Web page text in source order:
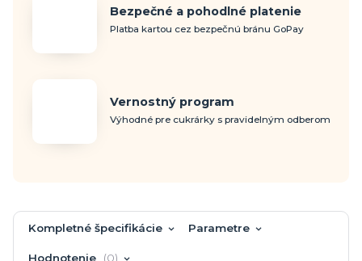
Bezpečné a pohodlné platenie
Platba kartou cez bezpečnú bránu GoPay
Vernostný program
Výhodné pre cukrárky s pravidelným odberom
Kompletné špecifikácie Parametre
Hodnotenie 0